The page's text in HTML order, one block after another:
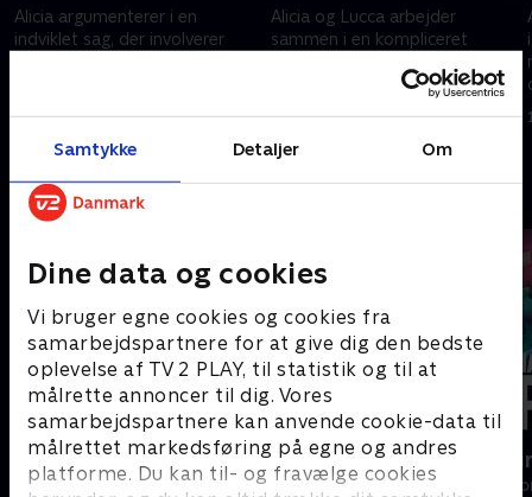
Samtykke Detaljer Om
Dine data og cookies
Vi bruger egne cookies og cookies fra
samarbejdspartnere for at give dig den bedste
oplevelse af TV 2 PLAY, til statistik og til at
målrette annoncer til dig. Vores
samarbejdspartnere kan anvende cookie-data til
målrettet markedsføring på egne og andres
platforme. Du kan til- og fravælge cookies
Alicia argumenterer i en
indviklet sag, der involverer
1. juli 2021 • 41 min
Alicia og Lucca arbejder
sammen i en kompliceret
med designerstoffer. Eli
1. juli 2021 • 41 min
Andre så også
Efterforskningen
Drama • 1 sæsoner
Happy
Drama • 1